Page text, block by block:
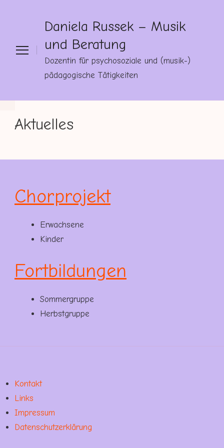
Daniela Russek – Musik
und Beratung
Dozentin für psychosoziale und (musik-)
pädagogische Tätigkeiten
Aktuelles
Chorprojekt
Erwachsene
Kinder
Fortbildungen
Sommergruppe
Herbstgruppe
Kontakt
Links
Impressum
Datenschutzerklärung